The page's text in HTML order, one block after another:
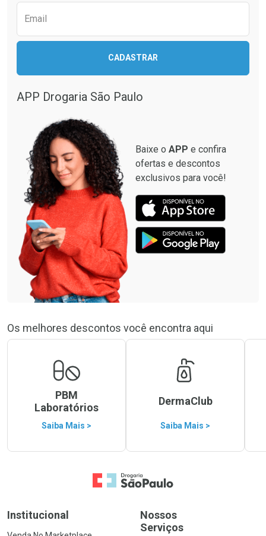
Email
CADASTRAR
APP Drogaria São Paulo
Baixe o APP e confira
ofertas e descontos
exclusivos para você!
Os melhores descontos você encontra aqui
PBM
Laboratórios
Saiba Mais >
DermaClub
Saiba Mais >
Ir para a Home
Institucional
Nossos
Serviços